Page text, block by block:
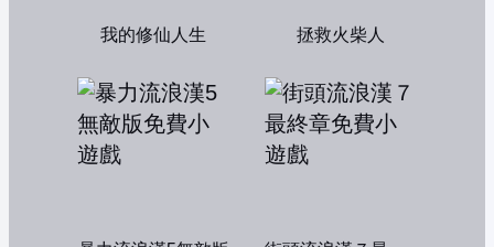
我的修仙人生 拯救火柴人